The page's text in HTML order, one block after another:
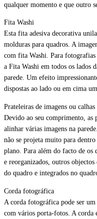
qualquer momento e que outro
Fita Washi
Esta fita adesiva decorativa
molduras para quadros. A
com fita Washi. Para fotografias
a Fita Washi em todos os lados
parede. Um efeito
dispostas ao lado ou em cima
Prateleiras de imagens ou calhas
Devido ao seu comprimento, as
alinhar várias imagens na
não se projeta muito para
plano. Para além do facto de os
e reorganizados, outros
do quadro e integrados no
Corda fotográfica
A corda fotográfica pode ser
com vários porta-fotos. A corda